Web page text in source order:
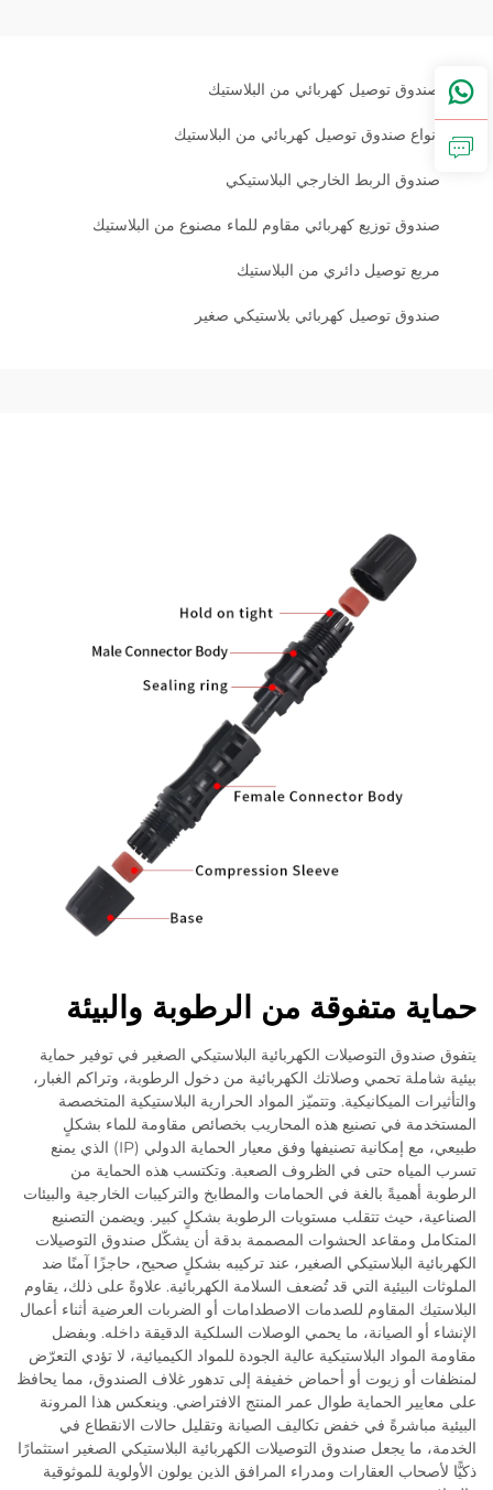
صندوق توصيل كهربائي من البلاستيك
أنواع صندوق توصيل كهربائي من البلاستيك
صندوق الربط الخارجي البلاستيكي
صندوق توزيع كهربائي مقاوم للماء مصنوع من البلاستيك
مربع توصيل دائري من البلاستيك
صندوق توصيل كهربائي بلاستيكي صغير
حماية متفوقة من الرطوبة والبيئة
يتفوق صندوق التوصيلات الكهربائية البلاستيكي الصغير في توفير حماية
بيئية شاملة تحمي وصلاتك الكهربائية من دخول الرطوبة، وتراكم الغبار،
والتأثيرات الميكانيكية. وتتميّز المواد الحرارية البلاستيكية المتخصصة
المستخدمة في تصنيع هذه المحاريب بخصائص مقاومة للماء بشكلٍ
طبيعي، مع إمكانية تصنيفها وفق معيار الحماية الدولي (IP) الذي يمنع
تسرب المياه حتى في الظروف الصعبة. وتكتسب هذه الحماية من
الرطوبة أهميةً بالغة في الحمامات والمطابخ والتركيبات الخارجية والبيئات
الصناعية، حيث تتقلب مستويات الرطوبة بشكلٍ كبير. ويضمن التصنيع
المتكامل ومقاعد الحشوات المصممة بدقة أن يشكّل صندوق التوصيلات
الكهربائية البلاستيكي الصغير، عند تركيبه بشكلٍ صحيح، حاجزًا آمنًا ضد
الملوثات البيئية التي قد تُضعف السلامة الكهربائية. علاوةً على ذلك، يقاوم
البلاستيك المقاوم للصدمات الاصطدامات أو الضربات العرضية أثناء أعمال
الإنشاء أو الصيانة، ما يحمي الوصلات السلكية الدقيقة داخله. وبفضل
مقاومة المواد البلاستيكية عالية الجودة للمواد الكيميائية، لا تؤدي التعرّض
لمنظفات أو زيوت أو أحماض خفيفة إلى تدهور غلاف الصندوق، مما يحافظ
على معايير الحماية طوال عمر المنتج الافتراضي. وينعكس هذا المرونة
البيئية مباشرةً في خفض تكاليف الصيانة وتقليل حالات الانقطاع في
الخدمة، ما يجعل صندوق التوصيلات الكهربائية البلاستيكي الصغير استثمارًا
ذكيًّا لأصحاب العقارات ومدراء المرافق الذين يولون الأولوية للموثوقية